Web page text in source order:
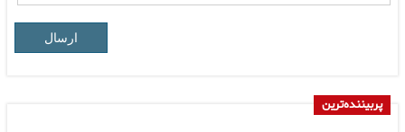
ارسال
پربیننده‌ترین